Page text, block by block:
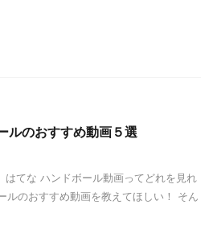
ルのおすすめ動画５選
てな ハンドボール動画ってどれを見れ
ルのおすすめ動画を教えてほしい！ そん